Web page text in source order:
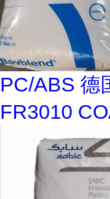
PC/ABS 德
FR3010